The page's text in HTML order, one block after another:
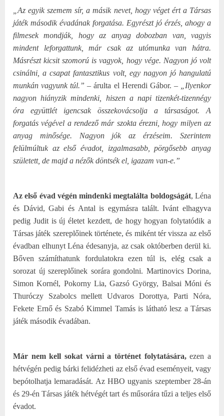
„Az egyik szemem sír, a másik nevet, hogy véget ért a Társas
játék második évadának forgatása. Egyrészt jó érzés, ahogy a
filmesek mondják, hogy az anyag dobozban van, vagyis
mindent leforgattunk, már csak az utómunka van hátra.
Másrészt kicsit szomorú is vagyok, hogy vége. Nagyon jó volt
csinálni, a csapat fantasztikus volt, egy nagyon jó hangulatú
munkán vagyunk túl.” – árulta el Herendi Gábor. –
„Ilyenkor
nagyon hiányzik mindenki, hiszen a napi tizenkét-tizennégy
óra együttlét igencsak összekovácsolja a társaságot. A
forgatás végével a rendező már szokta érezni, hogy milyen az
anyag minősége. Nagyon jók az érzéseim. Szerintem
felülmúltuk az első évadot, izgalmasabb, pörgősebb anyag
született, de majd a nézők döntsék el, igazam van-e.”
Az első évad végén mindenki megtalálta boldogságát, Léna
és Dávid, Gabi és Antal is egymásra talált. Ivánt elhagyva
pedig Judit is új életet kezdett, de hogy hogyan folytatódik a
Társas játék szereplőinek története, és miként tér vissza az első
évadban elhunyt Léna édesanyja, az csak októberben derül ki.
Bőven számíthatunk fordulatokra ezen túl is, elég csak a
sorozat új szereplőinek sorára gondolni. Martinovics Dorina,
Simon Kornél, Pokorny Lia, Gazsó György, Balsai Móni és
Thuróczy Szabolcs mellett Udvaros Dorottya, Parti Nóra,
Fekete Ernő és Szabó Kimmel Tamás is látható lesz a Társas
játék második évadában.
Már nem kell sokat várni a történet folytatására,ezen a
hétvégén pedig bárki felidézheti az első évad eseményeit, vagy
bepótolhatja lemaradását. Az HBO ugyanis szeptember 28-án
és 29-én Társas játék hétvégét tart és műsorára tűzi a teljes első
évadot.